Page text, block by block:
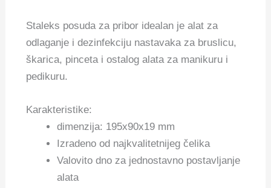
Staleks posuda za pribor idealan je alat za
odlaganje i dezinfekciju nastavaka za bruslicu,
škarica, pinceta i ostalog alata za manikuru i
pedikuru.
Karakteristike:
dimenzija: 195x90x19 mm
Izradeno od najkvalitetnijeg čelika
Valovito dno za jednostavno postavljanje
alata